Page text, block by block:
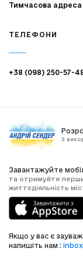
Тимчасова адреса
ТЕЛЕФОНИ
+38 (098) 250-57-
З
Завантажуйте
та отримуйте
життєдіяльність
Якщо у вас є
напишіть нам :